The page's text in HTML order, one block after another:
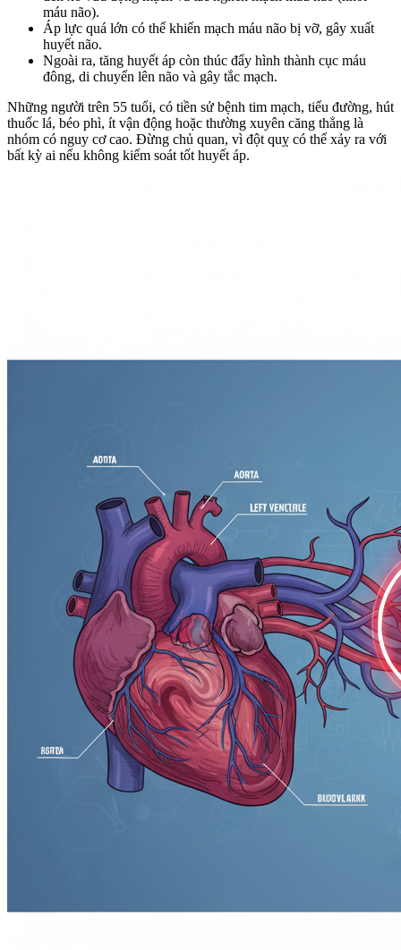
máu não).
Áp lực quá lớn có thể khiến mạch máu não bị vỡ, gây xuất
huyết não.
Ngoài ra, tăng huyết áp còn thúc đẩy hình thành cục máu
đông, di chuyển lên não và gây tắc mạch.
Những người trên 55 tuổi, có tiền sử bệnh tim mạch, tiểu đường, hút
thuốc lá, béo phì, ít vận động hoặc thường xuyên căng thẳng là
nhóm có nguy cơ cao. Đừng chủ quan, vì đột quỵ có thể xảy ra với
bất kỳ ai nếu không kiểm soát tốt huyết áp.